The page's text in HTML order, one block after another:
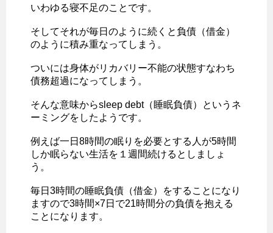
いわゆる寝不足のことです。
そしてそれが毎日のように続くと負債（借金）
のように積み重なってしまう。
ついには身体がリカバリー不能の状態すなわち
債務超過になってしまう。
そんな意味からsleep debt（睡眠負債）というネ
ーミングをしたようです。
例えば一日8時間の眠りを必要とする人が5時間
しか眠らない生活を１週間続けるとしましょ
う。
毎日3時間の睡眠負債（借金）をすることになり
ますので3時間×7日で21時間分の負債を抱える
ことになります。